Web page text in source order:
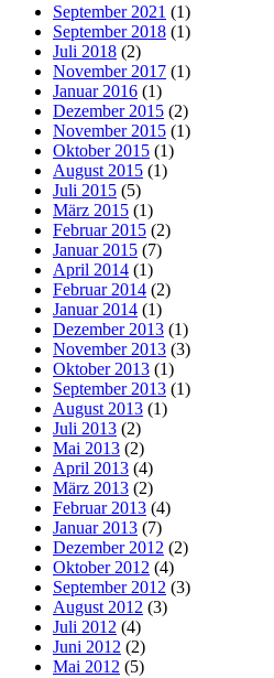
September 2021 (1)
September 2018 (1)
Juli 2018 (2)
November 2017 (1)
Januar 2016 (1)
Dezember 2015 (2)
November 2015 (1)
Oktober 2015 (1)
August 2015 (1)
Juli 2015 (5)
März 2015 (1)
Februar 2015 (2)
Januar 2015 (7)
April 2014 (1)
Februar 2014 (2)
Januar 2014 (1)
Dezember 2013 (1)
November 2013 (3)
Oktober 2013 (1)
September 2013 (1)
August 2013 (1)
Juli 2013 (2)
Mai 2013 (2)
April 2013 (4)
März 2013 (2)
Februar 2013 (4)
Januar 2013 (7)
Dezember 2012 (2)
Oktober 2012 (4)
September 2012 (3)
August 2012 (3)
Juli 2012 (4)
Juni 2012 (2)
Mai 2012 (5)